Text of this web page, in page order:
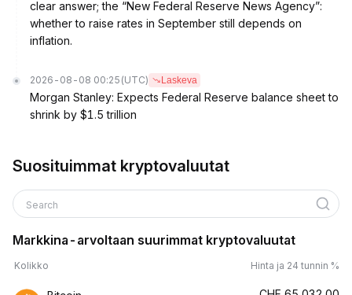
clear answer; the “New Federal Reserve News Agency”:
whether to raise rates in September still depends on
inflation.
2026-08-08 00:25 (UTC) Laskeva
Morgan Stanley: Expects Federal Reserve balance sheet to
shrink by $1.5 trillion
Suosituimmat kryptovaluutat
Search
Markkina-arvoltaan suurimmat kryptovaluutat
Kolikko Hinta ja 24 tunnin %